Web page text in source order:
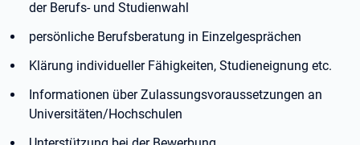
der Berufs- und Studienwahl
persönliche Berufsberatung in Einzelgesprächen
Klärung individueller Fähigkeiten, Studieneignung etc.
Informationen über Zulassungsvoraussetzungen an
Universitäten/Hochschulen